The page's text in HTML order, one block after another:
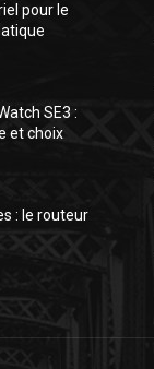
pour le
SE3 :
et choix
: le routeur